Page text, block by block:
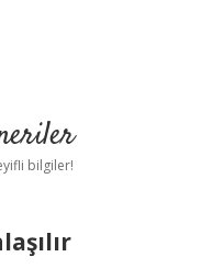
bilgiler!